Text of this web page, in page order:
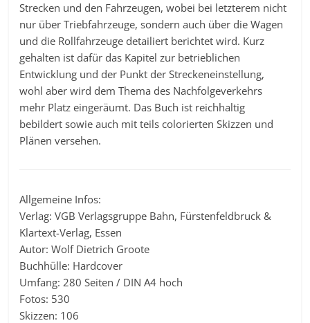
Strecken und den Fahrzeugen, wobei bei letzterem nicht
nur über Triebfahrzeuge, sondern auch über die Wagen
und die Rollfahrzeuge detailiert berichtet wird. Kurz
gehalten ist dafür das Kapitel zur betrieblichen
Entwicklung und der Punkt der Streckeneinstellung,
wohl aber wird dem Thema des Nachfolgeverkehrs
mehr Platz eingeräumt. Das Buch ist reichhaltig
bebildert sowie auch mit teils colorierten Skizzen und
Plänen versehen.
Allgemeine Infos:
Verlag: VGB Verlagsgruppe Bahn, Fürstenfeldbruck &
Klartext-Verlag, Essen
Autor: Wolf Dietrich Groote
Buchhülle: Hardcover
Umfang: 280 Seiten / DIN A4 hoch
Fotos: 530
Skizzen: 106